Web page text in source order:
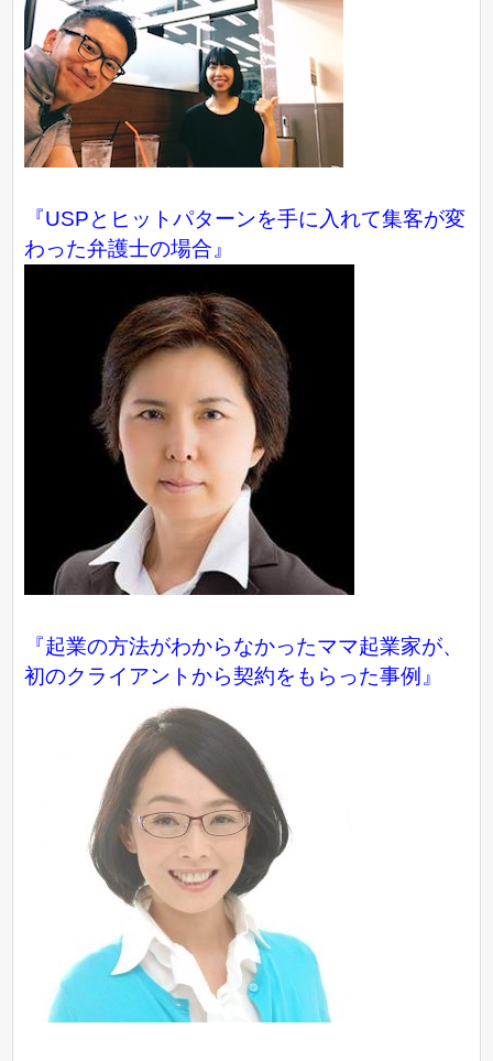
『USPとヒットパターンを手に入れて集客が変
わった弁護士の場合』
『起業の方法がわからなかったママ起業家が、
初のクライアントから契約をもらった事例』